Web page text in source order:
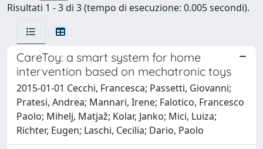
Risultati 1 - 3 di 3 (tempo di esecuzione: 0.005 secondi).
CareToy: a smart system for home
intervention based on mechatronic toys
2015-01-01 Cecchi, Francesca; Passetti, Giovanni;
Pratesi, Andrea; Mannari, Irene; Falotico, Francesco
Paolo; Mihelj, Matjaž; Kolar, Janko; Mici, Luiza;
Richter, Eugen; Laschi, Cecilia; Dario, Paolo